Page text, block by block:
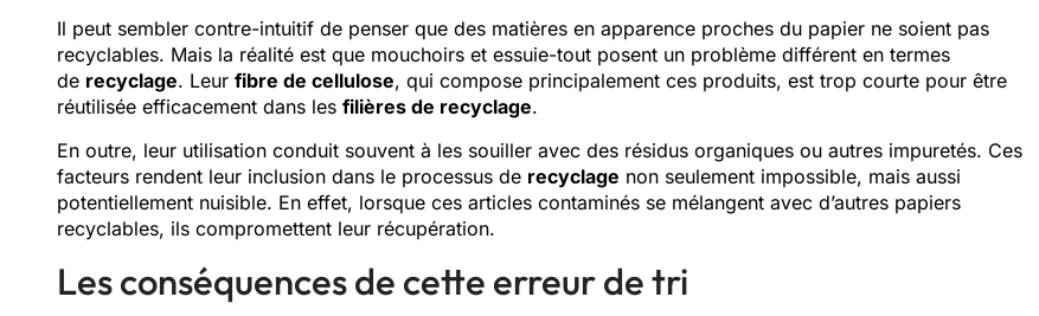
Il peut sembler contre-intuitif de penser que des matières en apparence proches du papier ne soient pas
recyclables. Mais la réalité est que mouchoirs et essuie-tout posent un problème différent en termes
de recyclage. Leur fibre de cellulose, qui compose principalement ces produits, est trop courte pour être
réutilisée efficacement dans les filières de recyclage.
En outre, leur utilisation conduit souvent à les souiller avec des résidus organiques ou autres impuretés. Ces
facteurs rendent leur inclusion dans le processus de recyclage non seulement impossible, mais aussi
potentiellement nuisible. En effet, lorsque ces articles contaminés se mélangent avec d’autres papiers
recyclables, ils compromettent leur récupération.
Les conséquences de cette erreur de tri